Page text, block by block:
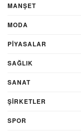
MANŞET
MODA
PİYASALAR
SAĞLIK
SANAT
ŞIRKETLER
SPOR